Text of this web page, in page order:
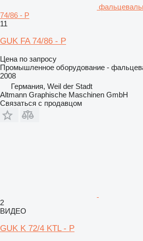
74/86 - P
11
GUK FA 74/86 - P
Цена по запросу
Промышленное оборудование -
2008
Германия, Weil der Stadt
Altmann Graphische Maschinen GmbH
Связаться с продавцом
2
ВИДЕО
GUK K 72/4 KTL - P